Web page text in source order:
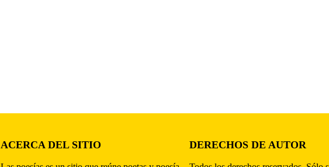
ACERCA DEL SITIO DERECHOS DE AUTOR